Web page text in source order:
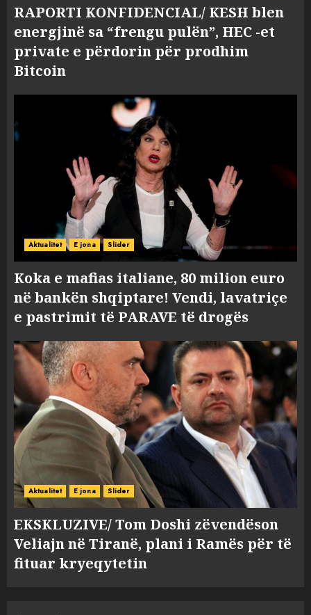
RAPORTI KONFIDENCIAL/ KESH blen
energjinë sa “frengu pulën”, HEC -et
private e përdorin për prodhim
Bitcoin
Aktualitet E jona Slider
Koka e mafias italiane, 80 milion euro
në bankën shqiptare! Vendi, lavatriçe
e pastrimit të PARAVE të drogës
Aktualitet E jona Slider
EKSKLUZIVE/ Tom Doshi zëvendëson
Veliajn në Tiranë, plani i Ramës për të
fituar kryeqytetin